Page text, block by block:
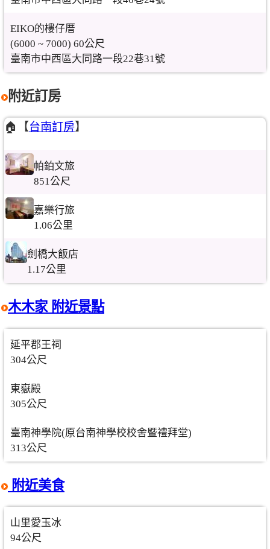
EIKO的樓仔厝
(6000 ~ 7000) 60公尺
臺南市中西區大同路一段22巷31號
附近訂房
🏠【台南訂房】
帕鉑文旅
851公尺
嘉樂行旅
1.06公里
劍橋大飯店
1.17公里
木木家 附近景點
延平郡王祠
304公尺
東嶽殿
305公尺
臺南神學院(原台南神學校校舍暨禮拜堂)
313公尺
附近美食
山里愛玉冰
94公尺